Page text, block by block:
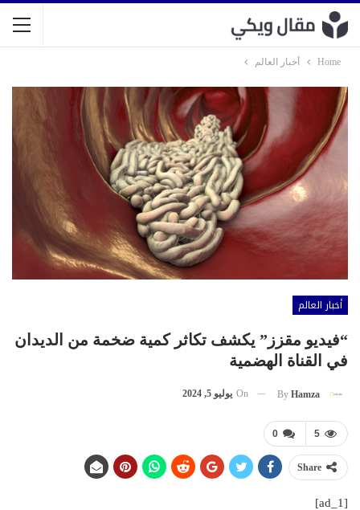
Home أخبار العالم
أخبار العالم
“فيديو مقزز” يكشف تكاثر كمية ضخمة من الديدان
في القناة الهضمية
By Hamza
On يوليو 5, 2024
0 5
Share
[ad_1]